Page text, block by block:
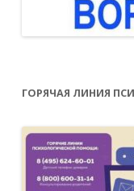
ГОРЯЧАЯ ЛИНИЯ